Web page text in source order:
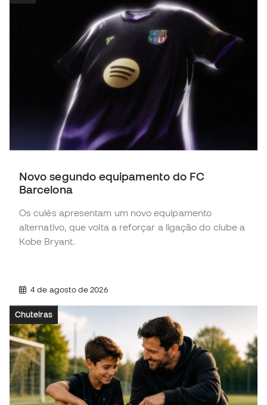
Novo segundo equipamento do FC
Barcelona
Os culés apresentam um novo equipamento
alternativo, que volta a reforçar a ligação do clube a
Kobe Bryant.
4 de agosto de 2026
Chuteiras